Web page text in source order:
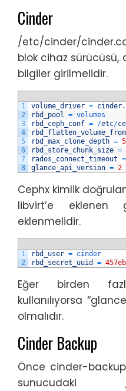
Cinder
/etc/cinder/
blok cihaz sürücüsü,
bilgiler girilmelidir.
1
2
3
4
5
6
7
8
volume_driver = cinder.
rbd_pool = volumes
rbd_ceph_conf = /etc/
rbd_max_clone_depth = 5
rbd_store_chunk_size =
rados_connect_timeout =
glance_api_version = 2
Cephx kimlik
libvirt’e eklenen
eklenmelidir.
1
2
rbd_user = cinder
rbd_secret_uuid
=
Eğer birden
kullanılıyorsa
olmalıdır.
Cinder Backup
Önce cinder-
sunucudaki /